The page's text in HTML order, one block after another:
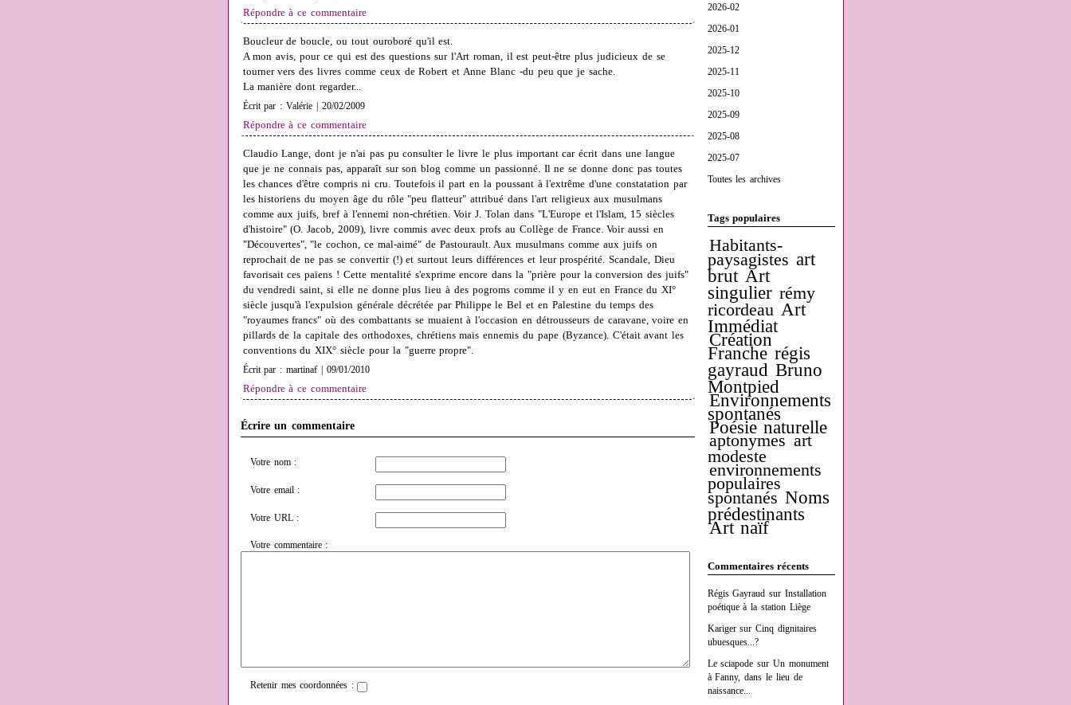
2026-02
2026-01
2025-12
2025-11
2025-10
2025-09
2025-08
2025-07
Toutes les archives
Tags populaires
Habitants-
paysagistes art
brut Art
singulier rémy
ricordeau Art
Immédiat
Création
Franche régis
gayraud Bruno
Montpied
Environnements
spontanés
Poésie naturelle
aptonymes art
modeste
environnements
populaires
spontanés Noms
prédestinants
Art naïf
Commentaires récents
Régis Gayraud surInstallation
poétique à la station Liège
KarigersurCinq dignitaires
ubuesques...?
Le sciapode surUn monument
à Fanny, dans le lieu de
naissance...
Répondre à ce commentaire
Boucleur de boucle, ou tout ouroboré qu'il est.
A mon avis, pour ce qui est des questions sur l'Art roman, il est peut-être plus judicieux de se
tourner vers des livres comme ceux de Robert et Anne Blanc -du peu que je sache.
La manière dont regarder...
Écrit par : Valérie | 20/02/2009
Répondre à ce commentaire
Claudio Lange, dont je n'ai pas pu consulter le livre le plus important car écrit dans une langue
que je ne connais pas, apparaît sur son blog comme un passionné. Il ne se donne donc pas toutes
les chances d'être compris ni cru. Toutefois il part en la poussant à l'extrême d'une constatation par
les historiens du moyen âge du rôle "peu flatteur" attribué dans l'art religieux aux musulmans
comme aux juifs, bref à l'ennemi non-chrétien. Voir J. Tolan dans "L'Europe et l'Islam, 15 siècles
d'histoire" (O. Jacob, 2009), livre commis avec deux profs au Collège de France. Voir aussi en
"Découvertes", "le cochon, ce mal-aimé" de Pastourault. Aux musulmans comme aux juifs on
reprochait de ne pas se convertir (!) et surtout leurs différences et leur prospérité. Scandale, Dieu
favorisait ces païens ! Cette mentalité s'exprime encore dans la "prière pour la conversion des juifs"
du vendredi saint, si elle ne donne plus lieu à des pogroms comme il y en eut en France du XI°
siècle jusqu'à l'expulsion générale décrétée par Philippe le Bel et en Palestine du temps des
"royaumes francs" où des combattants se muaient à l'occasion en détrousseurs de caravane, voire en
pillards de la capitale des orthodoxes, chrétiens mais ennemis du pape (Byzance). C'était avant les
conventions du XIX° siècle pour la "guerre propre".
Écrit par : martinaf | 09/01/2010
Répondre à ce commentaire
Écrire un commentaire
Votre nom :
Votre email :
Votre URL :
Votre commentaire :
Retenir mes coordonnées :